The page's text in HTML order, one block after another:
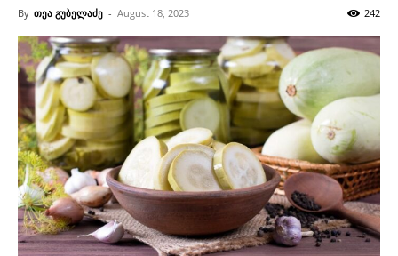
By თეა გუბელაძე - August 18, 2023 242